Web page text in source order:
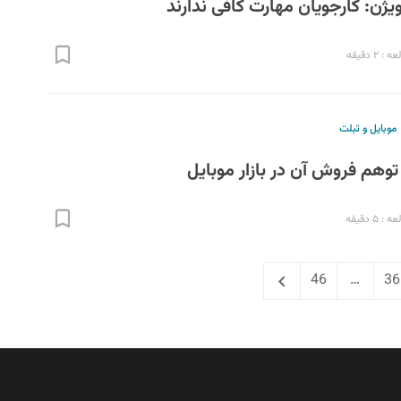
کارجویان مهارت کافی ندارند
دقیقه
موبایل و تبلت
فروش آن در بازار موبایل
دقیقه
Page36
…
Page46
Next